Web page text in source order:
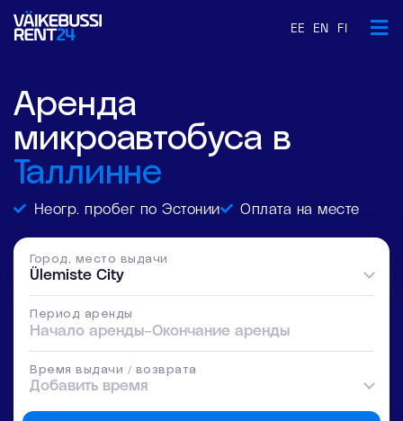
EE EN FI
Аренда
микроавтобуса в
Таллинне
Неогр. пробег по Эстонии Оплата на месте
Город, место выдачи
Ülemiste City
Период аренды
Начало аренды–Окончание аренды
Время выдачи / возврата
Добавить время